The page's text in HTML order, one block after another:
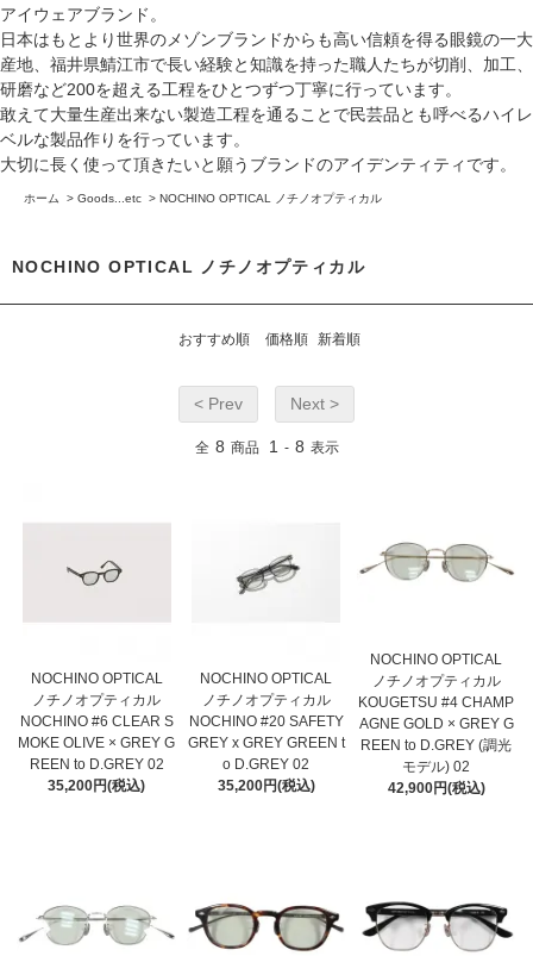
アイウェアブランド。
日本はもとより世界のメゾンブランドからも高い信頼を得る眼鏡の一大
産地、福井県鯖江市で長い経験と知識を持った職人たちが切削、加工、
研磨など200を超える工程をひとつずつ丁寧に行っています。
敢えて大量生産出来ない製造工程を通ることで民芸品とも呼べるハイレ
ベルな製品作りを行っています。
大切に長く使って頂きたいと願うブランドのアイデンティティです。
ホーム > Goods...etc > NOCHINO OPTICAL ノチノオプティカル
NOCHINO OPTICAL ノチノオプティカル
おすすめ順 価格順 新着順
< Prev Next >
全 8 商品 1 - 8 表示
NOCHINO OPTICAL
ノチノオプティカル
NOCHINO #6 CLEAR S
MOKE OLIVE × GREY G
REEN to D.GREY 02
35,200円(税込)
NOCHINO OPTICAL
ノチノオプティカル
NOCHINO #20 SAFETY
GREY x GREY GREEN t
o D.GREY 02
35,200円(税込)
NOCHINO OPTICAL
ノチノオプティカル
KOUGETSU #4 CHAMP
AGNE GOLD × GREY G
REEN to D.GREY (調光
モデル) 02
42,900円(税込)